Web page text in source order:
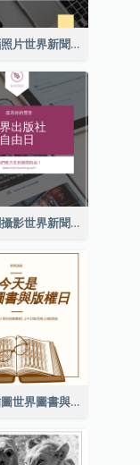
黃色電腦照片世界新聞自由日Instagram帖子
紫色新聞攝影世界新聞自由日Instagram帖子
棕色書插圖世界圖書與版權日Instagram帖子